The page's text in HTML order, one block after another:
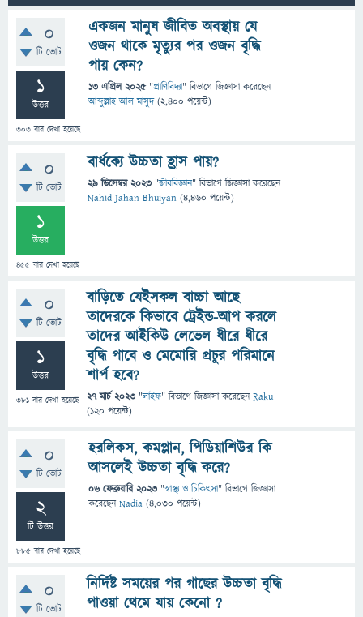
0
টি ভোট
1
উত্তর
303 বার দেখা হয়েছে
একজন মানুষ জীবিত অবস্থায় যে
ওজন থাকে মৃত্যুর পর ওজন বৃদ্ধি
পায় কেন?
13 এপ্রিল 2025 "প্রাণিবিদ্যা" বিভাগে জিজ্ঞাসাকরেছেন
আব্দুল্লাহ আল মাসুদ (2,400 পয়েন্ট)
0
টি ভোট
1
উত্তর
455 বার দেখা হয়েছে
বার্ধক্যে উচ্চতা হ্রাস পায়?
29 ডিসেম্বর 2023 "জীববিজ্ঞান" বিভাগে জিজ্ঞাসাকরেছেন
Nahid Jahan Bhuiyan (4,460 পয়েন্ট)
0
টি ভোট
1
উত্তর
381 বার দেখা হয়েছে
বাড়িতে যেইসকল বাচ্চা আছে
তাদেরকে কিভাবে ট্রেইন্ড-আপ করলে
তাদের আইকিউ লেভেল ধীরে ধীরে
বৃদ্ধি পাবে ও মেমোরি প্রচুর পরিমানে
শার্প হবে?
27 মার্চ 2023 "লাইফ" বিভাগে জিজ্ঞাসাকরেছেনRaku
(120 পয়েন্ট)
0
টি ভোট
2
টি উত্তর
885 বার দেখা হয়েছে
হরলিকস, কমপ্লান, পিডিয়াশিউর কি
আসলেই উচ্চতা বৃদ্ধি করে?
06 ফেব্রুয়ারি 2023 "স্বাস্থ্য ও চিকিৎসা" বিভাগে জিজ্ঞাসা
করেছেনNadia (4,030 পয়েন্ট)
0
টি ভোট
নির্দিষ্ট সময়ের পর গাছের উচ্চতা বৃদ্ধি
পাওয়া থেমে যায় কেনো ?